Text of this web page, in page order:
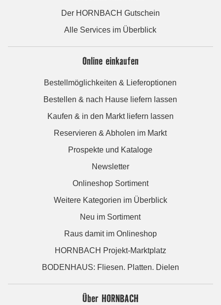
Der HORNBACH Gutschein
Alle Services im Überblick
Online einkaufen
Bestellmöglichkeiten & Lieferoptionen
Bestellen & nach Hause liefern lassen
Kaufen & in den Markt liefern lassen
Reservieren & Abholen im Markt
Prospekte und Kataloge
Newsletter
Onlineshop Sortiment
Weitere Kategorien im Überblick
Neu im Sortiment
Raus damit im Onlineshop
HORNBACH Projekt-Marktplatz
BODENHAUS: Fliesen. Platten. Dielen
Über HORNBACH